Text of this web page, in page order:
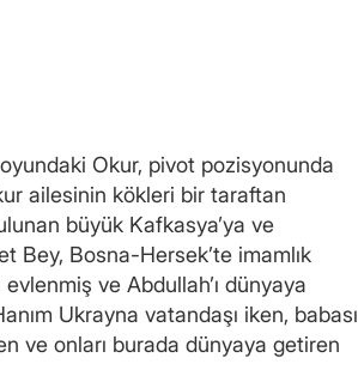
Okur, pivot pozisyonunda
ailesinin kökleri bir taraftan
büyük Kafkasya’ya ve
Bey, Bosna-Hersek’te imamlık
ve Abdullah’ı dünyaya
Ukrayna vatandaşı iken, babası
ve onları burada dünyaya getiren